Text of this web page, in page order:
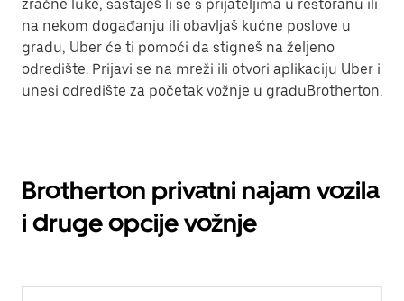
zračne luke, sastaješ li se s prijateljima u restoranu ili
na nekom događanju ili obavljaš kućne poslove u
gradu, Uber će ti pomoći da stigneš na željeno
odredište. Prijavi se na mreži ili otvori aplikaciju Uber i
unesi odredište za početak vožnje u graduBrotherton.
Brotherton privatni najam vozila
i druge opcije vožnje